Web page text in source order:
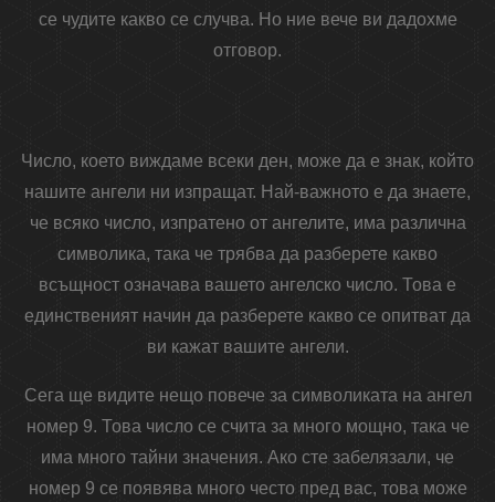
се чудите какво се случва. Но ние вече ви дадохме
отговор.
Число, което виждаме всеки ден, може да е знак, който
нашите ангели ни изпращат. Най-важното е да знаете,
че всяко число, изпратено от ангелите, има различна
символика, така че трябва да разберете какво
всъщност означава вашето ангелско число. Това е
единственият начин да разберете какво се опитват да
ви кажат вашите ангели.
Сега ще видите нещо повече за символиката на ангел
номер 9. Това число се счита за много мощно, така че
има много тайни значения. Ако сте забелязали, че
номер 9 се появява много често пред вас, това може